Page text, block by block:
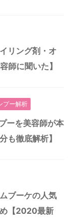
リング剤・オ
師に聞いた】
プー解析
ーを美容師が本
も徹底解析】
ブーケの人気
【2020最新